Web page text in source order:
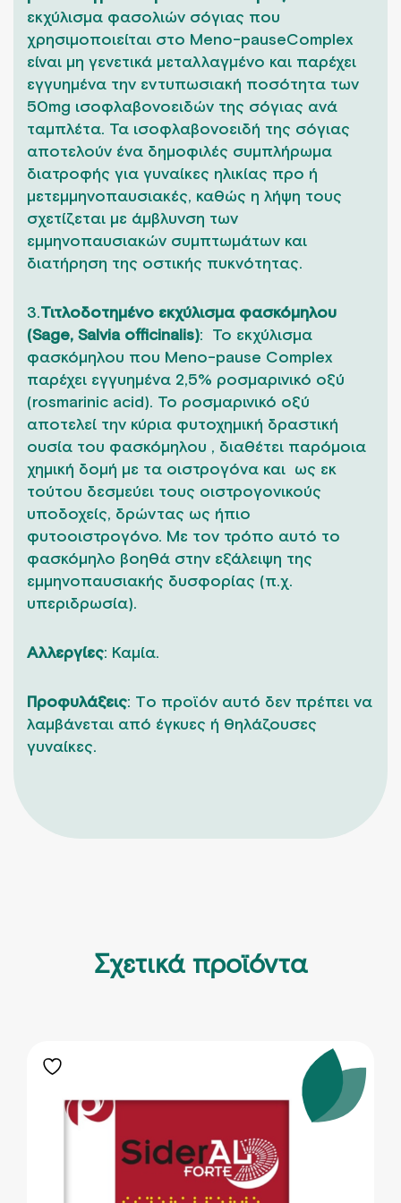
εκχύλισμα φασολιών σόγιας που
χρησιμοποιείται στο Meno-pauseComplex
είναι μη γενετικά μεταλλαγμένο και παρέχει
εγγυημένα την εντυπωσιακή ποσότητα των
50mg ισοφλαβονοειδών της σόγιας ανά
ταμπλέτα. Τα ισοφλαβονοειδή της σόγιας
αποτελούν ένα δημοφιλές συμπλήρωμα
διατροφής για γυναίκες ηλικίας προ ή
μετεμμηνοπαυσιακές, καθώς η λήψη τους
σχετίζεται με άμβλυνση των
εμμηνοπαυσιακών συμπτωμάτων και
διατήρηση της οστικής πυκνότητας.
3.Τιτλοδοτημένο εκχύλισμα φασκόμηλου
(Sage, Salvia officinalis): Το εκχύλισμα
φασκόμηλου που Meno-pause Complex
παρέχει εγγυημένα 2,5% ροσμαρινικό οξύ
(rosmarinic acid). Το ροσμαρινικό οξύ
αποτελεί την κύρια φυτοχημική δραστική
ουσία του φασκόμηλου , διαθέτει παρόμοια
χημική δομή με τα οιστρογόνα και ως εκ
τούτου δεσμεύει τους οιστρογονικούς
υποδοχείς, δρώντας ως ήπιο
φυτοοιστρογόνο. Με τον τρόπο αυτό το
φασκόμηλο βοηθά στην εξάλειψη της
εμμηνοπαυσιακής δυσφορίας (π.χ.
υπεριδρωσία).
Αλλεργίες: Καμία.
Προφυλάξεις: Τo προϊόν αυτό δεν πρέπει να
λαμβάνεται από έγκυες ή θηλάζουσες
γυναίκες.
Σχετικά προϊόντα